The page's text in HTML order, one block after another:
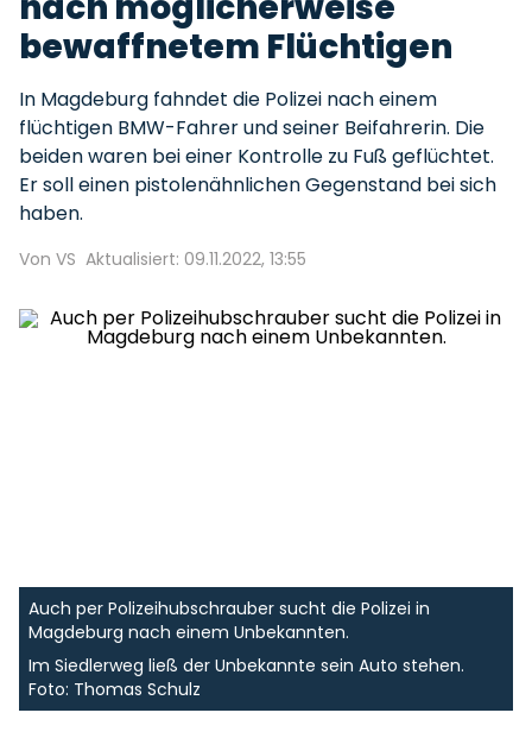
bewaffnetem Flüchtigen
In Magdeburg fahndet die Polizei nach einem
flüchtigen BMW-Fahrer und seiner Beifahrerin. Die
beiden waren bei einer Kontrolle zu Fuß geflüchtet.
Er soll einen pistolenähnlichen Gegenstand bei sich
haben.
Von VS Aktualisiert: 09.11.2022, 13:55
Auch per Polizeihubschrauber sucht die Polizei in
Magdeburg nach einem Unbekannten.
Im Siedlerweg ließ der Unbekannte sein Auto stehen.
Foto: Thomas Schulz